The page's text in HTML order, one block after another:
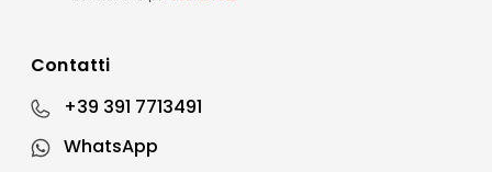
Contatti
+39 391 7713491
WhatsApp